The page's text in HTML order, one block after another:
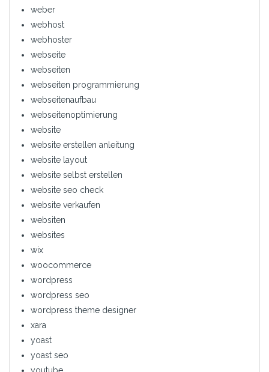
weber
webhost
webhoster
webseite
webseiten
webseiten programmierung
webseitenaufbau
webseitenoptimierung
website
website erstellen anleitung
website layout
website selbst erstellen
website seo check
website verkaufen
websiten
websites
wix
woocommerce
wordpress
wordpress seo
wordpress theme designer
xara
yoast
yoast seo